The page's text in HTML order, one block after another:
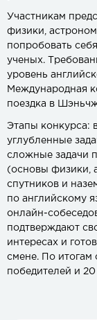
Участникам
физики,
попробовать
ученых.
уровень
Международная
поездка в
Этапы конкурса:
углубленные
сложные задачи
(основы физики,
спутников и
по английскому
онлайн-
подтверждают
интересах и
смене. По итогам
победителей и